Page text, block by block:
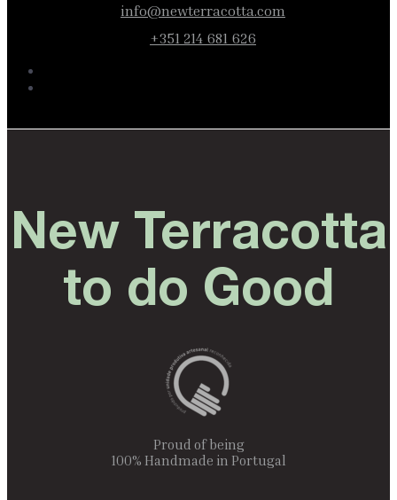
info@newterracotta.com
+351 214 681 626
New Terracotta
to do Good
Proud of being
100% Handmade in Portugal